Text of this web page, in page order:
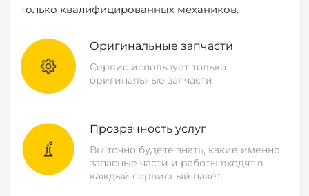
только квалифицированных механиков.
Оригинальные запчасти
Сервис использует только
оригинальные запчасти
Прозрачность услуг
Вы точно будете знать, какие именно
запасные части и работы входят в
каждый сервисный пакет.